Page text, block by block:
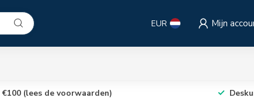
EUR Mijn
(lees de voorwaarden)